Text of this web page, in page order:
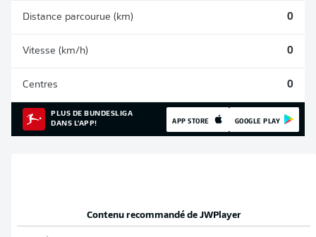
Distance parcourue (km) 0
Vitesse (km/h) 0
Centres 0
PLUS DE BUNDESLIGA
DANS L'APP!
APP STORE GOOGLE PLAY
Contenu recommandé de JWPlayer